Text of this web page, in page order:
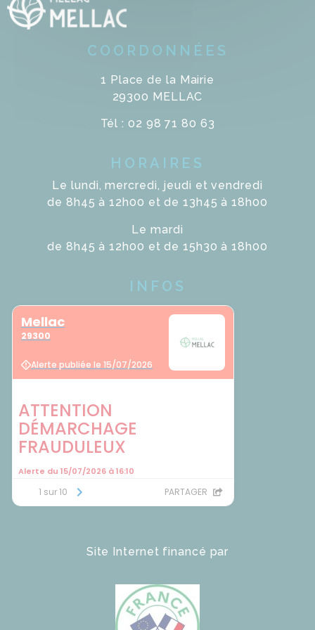
COORDONNÉES
1 Place de la Mairie
29300 MELLAC
Tél : 02 98 71 80 63
HORAIRES
Le lundi, mercredi, jeudi et vendredi
de 8h45 à 12h00 et de 13h45 à 18h00
Le mardi
de 8h45 à 12h00 et de 15h30 à 18h00
INFOS
Site Internet financé par